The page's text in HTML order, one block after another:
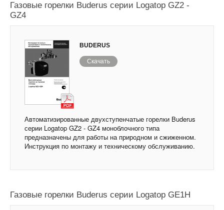
Газовые горелки Buderus серии Logatop GZ2 -
GZ4
BUDERUS
Скачать
Автоматизированные двухступенчатые горелки Buderus
серии Logatop GZ2 - GZ4 моноблочного типа
предназначены для работы на природном и сжиженном.
Инструкция по монтажу и техническому обслуживанию.
Газовые горелки Buderus серии Logatop GE1H